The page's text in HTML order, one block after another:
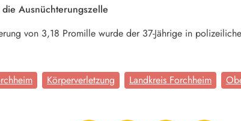
Ausnüchterungszelle
von 3,18 Promille wurde der 37-Jährige in
Körperverletzung Landkreis Forchheim